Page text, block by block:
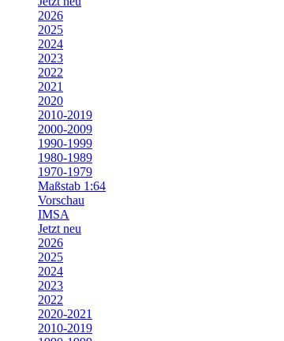
2026
2025
2024
2023
2022
2021
2020
2010-2019
2000-2009
1990-1999
1980-1989
1970-1979
Maßstab 1:64
Vorschau
IMSA
Jetzt neu
2026
2025
2024
2023
2022
2020-2021
2010-2019